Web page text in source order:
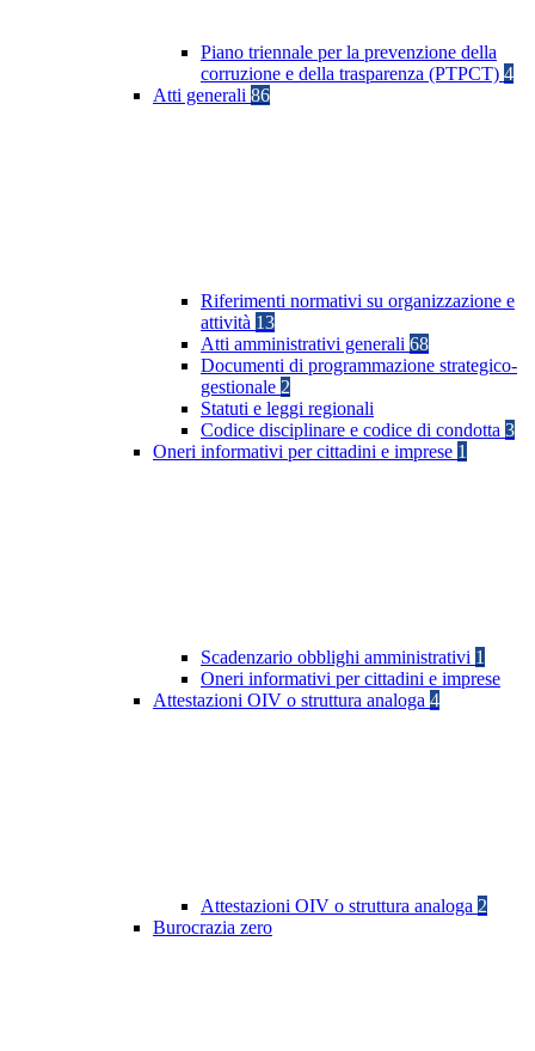
Piano triennale per la prevenzione della
corruzione e della trasparenza (PTPCT) 4
Atti generali 86
Riferimenti normativi su organizzazione e
attività 13
Atti amministrativi generali 68
Documenti di programmazione strategico-
gestionale 2
Statuti e leggi regionali
Codice disciplinare e codice di condotta 3
Oneri informativi per cittadini e imprese 1
Scadenzario obblighi amministrativi 1
Oneri informativi per cittadini e imprese
Attestazioni OIV o struttura analoga 4
Attestazioni OIV o struttura analoga 2
Burocrazia zero